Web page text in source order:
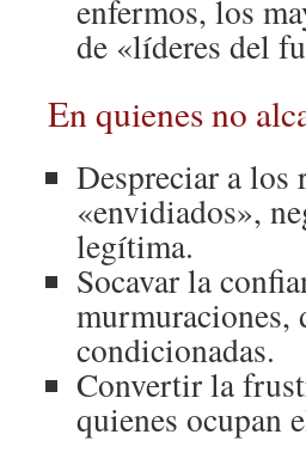
enfermos, los
de «líderes del
En quienes no
Despreciar a los
«envidiados»,
legítima.
Socavar la
murmuraciones,
condicionadas.
Convertir la
quienes ocupan